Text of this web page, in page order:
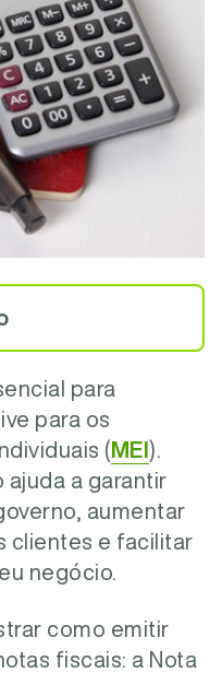
para
para os
(MEI ).
ajuda a garantir
aumentar
clientes e facilitar
negócio.
como emitir
fiscais: a Nota